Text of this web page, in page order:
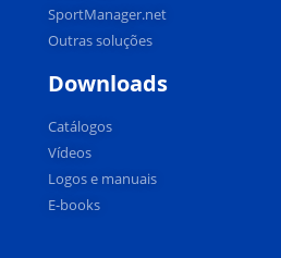
SportManager.net
Outras soluções
Downloads
Catálogos
Vídeos
Logos e manuais
E-books